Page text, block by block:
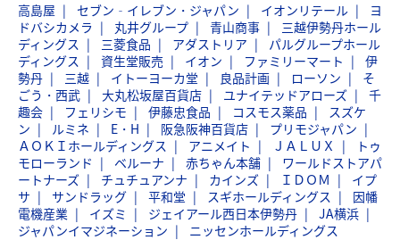
高島屋 セブン‐イレブン・ジャパン イオンリテール
ヨ
ドバシカメラ
丸井グループ 青山商事
三越伊勢丹ホール
ディングス
三菱食品 アダストリア
パルグループホール
ディングス
資生堂販売 イオン ファミリーマート
伊
勢丹
三越 イトーヨーカ堂 良品計画 ローソン
そ
ごう・西武
大丸松坂屋百貨店 ユナイテッドアローズ
千
趣会
フェリシモ 伊藤忠食品 コスモス薬品
スズケ
ン
ルミネ E・H 阪急阪神百貨店
プリモジャパン
ＡＯＫＩホールディングス
アニメイト ＪＡＬＵＸ
トゥ
モローランド
ベルーナ 赤ちゃん本舗
ワールドストアパ
ートナーズ
チュチュアンナ カインズ ＩＤＯＭ
イプ
サ
サンドラッグ 平和堂 スギホールディングス
因幡
電機産業
イズミ ジェイアール西日本伊勢丹
JA横浜
ジャパンイマジネーション
ニッセンホールディングス